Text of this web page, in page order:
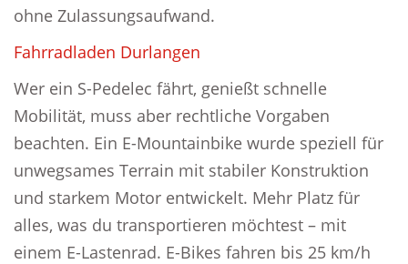
ohne Zulassungsaufwand.
Fahrradladen Durlangen
Wer ein S-Pedelec fährt, genießt schnelle
Mobilität, muss aber rechtliche Vorgaben
beachten. Ein E-Mountainbike wurde speziell für
unwegsames Terrain mit stabiler Konstruktion
und starkem Motor entwickelt. Mehr Platz für
alles, was du transportieren möchtest – mit
einem E-Lastenrad. E-Bikes fahren bis 25 km/h